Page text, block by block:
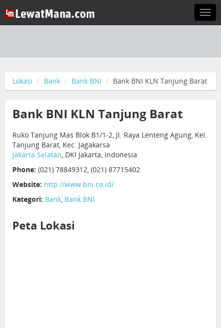
Lokasi Bank Bank BNI Bank BNI KLN Tanjung Barat
Bank BNI KLN Tanjung Barat
Ruko Tanjung Mas Blok B1/1-2, Jl. Raya Lenteng Agung, Kel.
Tanjung Barat, Kec. Jagakarsa
Jakarta Selatan, DKI Jakarta, Indonesia
Phone: (021) 78849312, (021) 87715402
Website: http://www.bni.co.id/
Kategori: Bank, Bank BNI
Peta Lokasi